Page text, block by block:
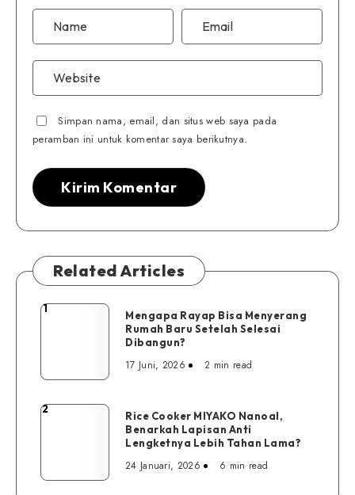
Simpan nama, email, dan situs web saya pada
peramban ini untuk komentar saya berikutnya.
Related Articles
Mengapa
Rumah
Baru
1
Mengapa Rayap Bisa Menyerang
Rumah Baru Setelah Selesai
Dibangun?
17 Juni, 2026 2 min read
Rice
Benarkah
2
Rice Cooker MIYAKO Nanoal,
Benarkah Lapisan Anti
Lengketnya Lebih Tahan Lama?
24 Januari, 2026 6 min read